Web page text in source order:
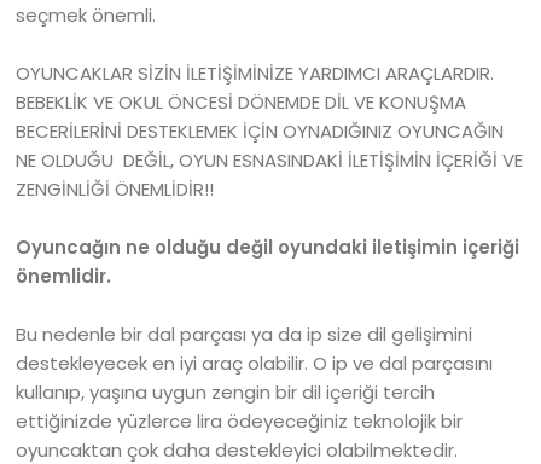
seçmek önemli.
OYUNCAKLAR SİZİN İLETİŞİMİNİZE YARDIMCI ARAÇLARDIR.
BEBEKLİK VE OKUL ÖNCESİ DÖNEMDE DİL VE KONUŞMA
BECERİLERİNİ DESTEKLEMEK İÇİN OYNADIĞINIZ OYUNCAĞIN
NE OLDUĞU DEĞİL, OYUN ESNASINDAKİ İLETİŞİMİN İÇERİĞİ VE
ZENGİNLİĞİ ÖNEMLİDİR!!
Oyuncağın ne olduğu değil oyundaki iletişimin içeriği
önemlidir.
Bu nedenle bir dal parçası ya da ip size dil gelişimini
destekleyecek en iyi araç olabilir. O ip ve dal parçasını
kullanıp, yaşına uygun zengin bir dil içeriği tercih
ettiğinizde yüzlerce lira ödeyeceğiniz teknolojik bir
oyuncaktan çok daha destekleyici olabilmektedir.